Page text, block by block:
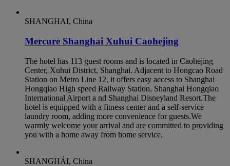
SHANGHAI, China
Mercure Shanghai Xuhui Caohejing
The hotel has 113 guest rooms and is located in Caohejing
Center, Xuhui District, Shanghai. Adjacent to Hongcao Road
Station on Metro Line 12, it offers easy access to Shanghai
Hongqiao High speed Railway Station, Shanghai Hongqiao
International Airport a nd Shanghai Disneyland Resort.The
hotel is equipped with a fitness center and a self-service
laundry room, adding more convenience for guests.We
warmly welcome your arrival and are committed to providing
you with a home away from home service.
SHANGHÁI, China